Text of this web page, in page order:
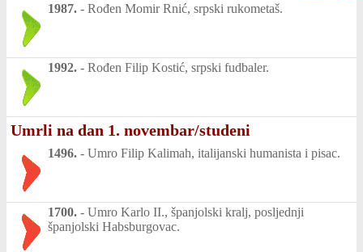
1987. - Rođen Momir Rnić, srpski rukometaš.
1992. - Rođen Filip Kostić, srpski fudbaler.
Umrli na dan 1. novembar/studeni
1496. - Umro Filip Kalimah, italijanski humanista i pisac.
1700. - Umro Karlo II., španjolski kralj, posljednji
španjolski Habsburgovac.